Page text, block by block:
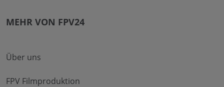
MEHR VON FPV24
Über uns
FPV Filmproduktion